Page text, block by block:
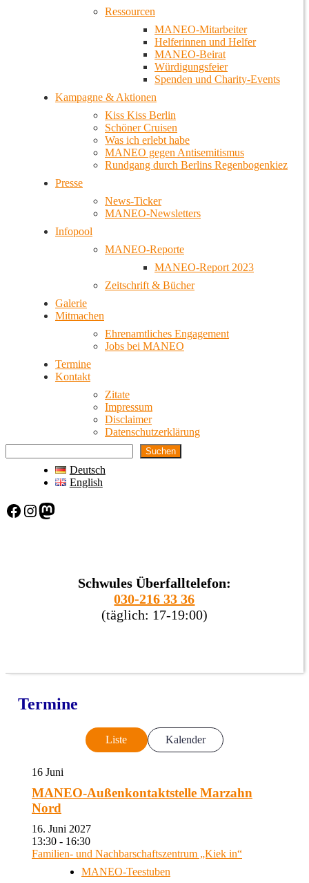
Ressourcen
MANEO-Mitarbeiter
Helferinnen und Helfer
MANEO-Beirat
Würdigungsfeier
Spenden und Charity-Events
Kampagne & Aktionen
Kiss Kiss Berlin
Schöner Cruisen
Was ich erlebt habe
MANEO gegen Antisemitismus
Rundgang durch Berlins Regenbogenkiez
Presse
News-Ticker
MANEO-Newsletters
Infopool
MANEO-Reporte
MANEO-Report 2023
Zeitschrift & Bücher
Galerie
Mitmachen
Ehrenamtliches Engagement
Jobs bei MANEO
Termine
Kontakt
Zitate
Impressum
Disclaimer
Datenschutzerklärung
Suchen
Deutsch
English
Facebook Instagram Mastodon
Schwules Überfalltelefon:
030-216 33 36
(täglich: 17-19:00)
Termine
Liste Kalender
16 Juni
MANEO-Außenkontaktstelle Marzahn
Nord
16. Juni 2027
13:30 - 16:30
Familien- und Nachbarschaftszentrum „Kiek in“
MANEO-Teestuben